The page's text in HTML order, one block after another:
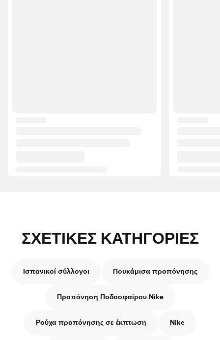
ΣΧΕΤΙΚΈΣ ΚΑΤΗΓΟΡΊΕΣ
Ισπανικοί σύλλογοι Πουκάμισα προπόνησης
Προπόνηση Ποδοσφαίρου Nike
Ρούχα προπόνησης σε έκπτωση Nike